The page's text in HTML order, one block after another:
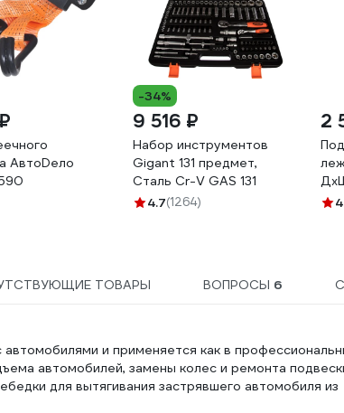
АвтоDело
-34%
9 516 ₽
Набор инструментов
Gigant 131 предмет,
Сталь Cr-V GAS 131
4.7(1264)
2
01
ТОВАРЫ ВОПРОСЫ 6
и применяется как в
автомобилей, замены колес и ремонта
для вытягивания застрявшего автомобиля из